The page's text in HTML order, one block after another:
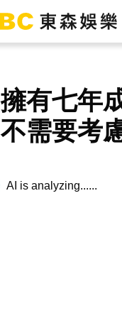
擁有七年
不需要考
AI is analyzing...